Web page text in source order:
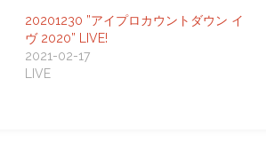
20201230 ”アイプロカウントダウン イ
ヴ 2020” LIVE!
2021-02-17
LIVE